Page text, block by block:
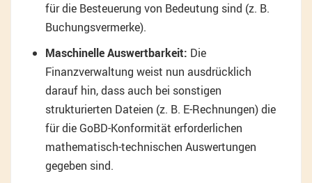
für die Besteuerung von Bedeutung sind (z. B.
Buchungsvermerke).
Maschinelle Auswertbarkeit: Die
Finanzverwaltung weist nun ausdrücklich
darauf hin, dass auch bei sonstigen
strukturierten Dateien (z. B. E-Rechnungen) die
für die GoBD-Konformität erforderlichen
mathematisch-technischen Auswertungen
gegeben sind.